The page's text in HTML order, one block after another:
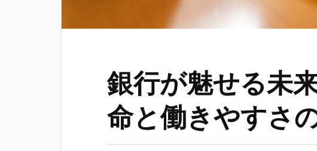
銀行が魅せる未
命と働きやすさ